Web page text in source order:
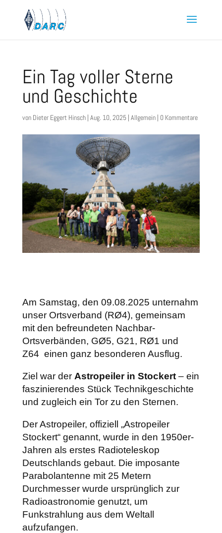
Ein Tag voller Sterne
und Geschichte
von Dieter Eggert Hinsch| Aug. 10, 2025| Allgemein| 0 Kommentare
Am Samstag, den 09.08.2025 unternahm
unser Ortsverband (RØ4), gemeinsam
mit den befreundeten Nachbar-
Ortsverbänden, GØ5, G21, RØ1 und
Z64 einen ganz besonderen Ausflug.
Ziel war der Astropeiler in Stockert– ein
faszinierendes Stück Technikgeschichte
und zugleich ein Tor zu den Sternen.
Der Astropeiler, offiziell „Astropeiler
Stockert“ genannt, wurde in den 1950er-
Jahren als erstes Radioteleskop
Deutschlands gebaut. Die imposante
Parabolantenne mit 25 Metern
Durchmesser wurde ursprünglich zur
Radioastronomie genutzt, um
Funkstrahlung aus dem Weltall
aufzufangen.